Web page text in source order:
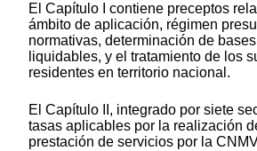
El Capítulo I contiene preceptos
ámbito de aplicación, régimen
normativas, determinación de
liquidables, y el tratamiento de los
residentes en territorio nacional.
El Capítulo II, integrado por siete
tasas aplicables por la realización
prestación de servicios por la